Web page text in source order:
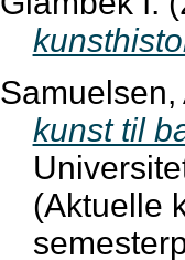
kunst til
(Aktuelle